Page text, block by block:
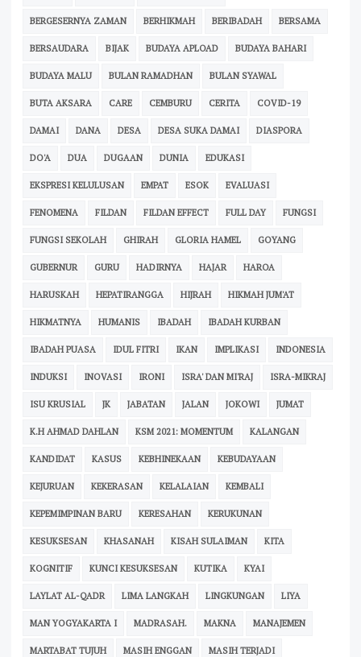
BERGESERNYA ZAMAN BERHIKMAH BERIBADAH BERSAMA
BERSAUDARA BIJAK BUDAYA APLOAD BUDAYA BAHARI
BUDAYA MALU BULAN RAMADHAN BULAN SYAWAL
BUTA AKSARA CARE CEMBURU CERITA COVID-19
DAMAI DANA DESA DESA SUKA DAMAI DIASPORA
DO'A DUA DUGAAN DUNIA EDUKASI
EKSPRESI KELULUSAN EMPAT ESOK EVALUASI
FENOMENA FILDAN FILDAN EFFECT FULL DAY FUNGSI
FUNGSI SEKOLAH GHIRAH GLORIA HAMEL GOYANG
GUBERNUR GURU HADIRNYA HAJAR HAROA
HARUSKAH HEPATIRANGGA HIJRAH HIKMAH JUM'AT
HIKMATNYA HUMANIS IBADAH IBADAH KURBAN
IBADAH PUASA IDUL FITRI IKAN IMPLIKASI INDONESIA
INDUKSI INOVASI IRONI ISRA' DAN MI'RAJ ISRA-MIKRAJ
ISU KRUSIAL JK JABATAN JALAN JOKOWI JUMAT
K.H AHMAD DAHLAN KSM 2021: MOMENTUM KALANGAN
KANDIDAT KASUS KEBHINEKAAN KEBUDAYAAN
KEJURUAN KEKERASAN KELALAIAN KEMBALI
KEPEMIMPINAN BARU KERESAHAN KERUKUNAN
KESUKSESAN KHASANAH KISAH SULAIMAN KITA
KOGNITIF KUNCI KESUKSESAN KUTIKA KYAI
LAYLAT AL-QADR LIMA LANGKAH LINGKUNGAN LIYA
MAN YOGYAKARTA I MADRASAH. MAKNA MANAJEMEN
MARTABAT TUJUH MASIH ENGGAN MASIH TERJADI